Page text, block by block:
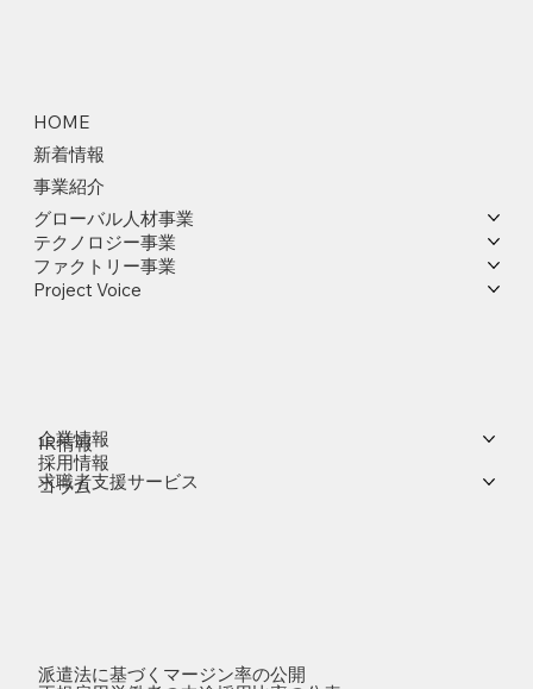
HOME
新着情報
事業紹介
グローバル人材事業
テクノロジー事業
ファクトリー事業
Project Voice
企業情報
IR情報
採用情報
求職者支援サービス
コラム
派遣法に基づくマージン率の公開